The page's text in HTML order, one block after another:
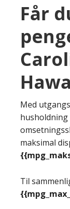
Får
Med
maksimal
Til